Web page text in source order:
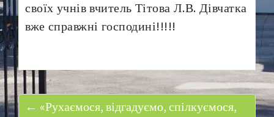
своїх учнів вчитель Тітова Л.В. Дівчатка
вже справжні господині!!!!!
← «Рухаємося, відгадуємо, спілкуємося,